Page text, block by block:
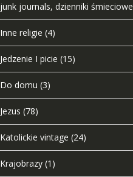
junk journals, dzienniki śmieciowe
Inne religie (4)
Jedzenie I picie (15)
Do domu (3)
Jezus (78)
Katolickie vintage (24)
Krajobrazy (1)